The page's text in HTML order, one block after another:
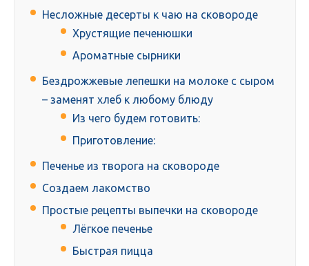
Несложные десерты к чаю на сковороде
Хрустящие печенюшки
Ароматные сырники
Бездрожжевые лепешки на молоке с сыром
– заменят хлеб к любому блюду
Из чего будем готовить:
Приготовление:
Печенье из творога на сковороде
Создаем лакомство
Простые рецепты выпечки на сковороде
Лёгкое печенье
Быстрая пицца